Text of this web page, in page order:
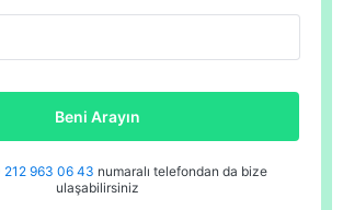
Beni Arayın
212 963 06 43 numaralı telefondan da bize
ulaşabilirsiniz